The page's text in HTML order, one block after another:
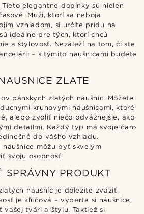
elegantné doplnky sú nielen
Muži, ktorí sa neboja
vzhľadom, si určite prídu na
ideálne pre tých, ktorí chcú
a štýlovosť. Nezáleží na tom, či ste
– s týmito náušnicami budete
ZLATE
pánskych zlatých náušníc. Môžete
kruhovými náušnicami, ktoré
alebo zvoliť niečo odvážnejšie, ako
detailmi. Každý typ má svoje čaro
do vášho vzhľadu.
môžu byť skvelým
svoju osobnosť.
SPRÁVNY PRODUKT
náušníc je dôležité zvážiť
je kľúčová – vyberte si náušnice,
tvári a štýlu. Taktiež si